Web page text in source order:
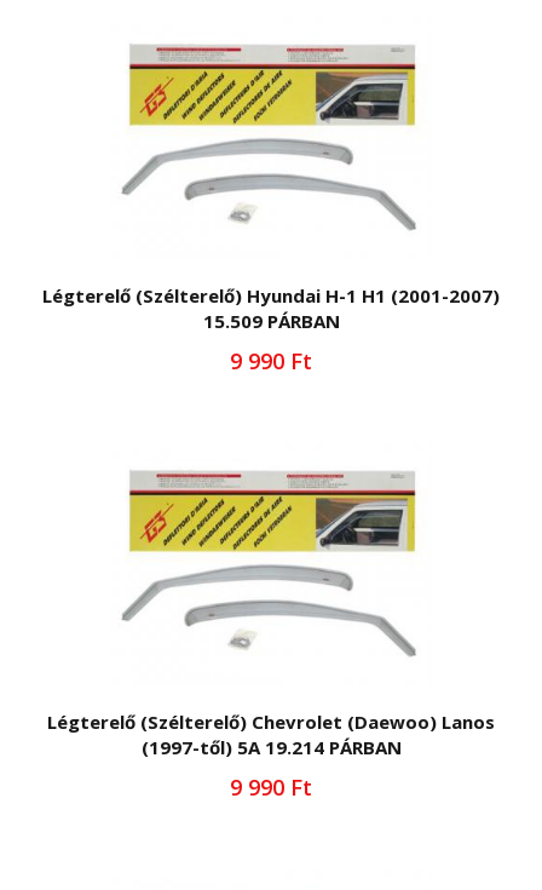
Légterelő (Szélterelő) Hyundai H-1 H1 (2001-2007)
15.509 PÁRBAN
9 990 Ft
Légterelő (Szélterelő) Chevrolet (Daewoo) Lanos
(1997-től) 5A 19.214 PÁRBAN
9 990 Ft